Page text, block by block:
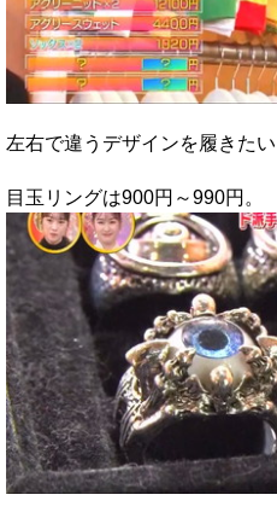
左右で違うデザインを履きた
目玉リングは900円～990円。